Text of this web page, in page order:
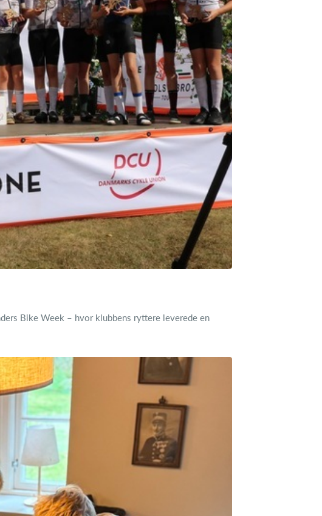
Bike Week – hvor klubbens ryttere leverede en